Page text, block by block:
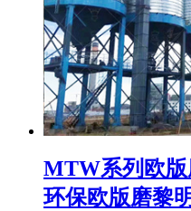
MTW系列欧
环保欧版磨黎